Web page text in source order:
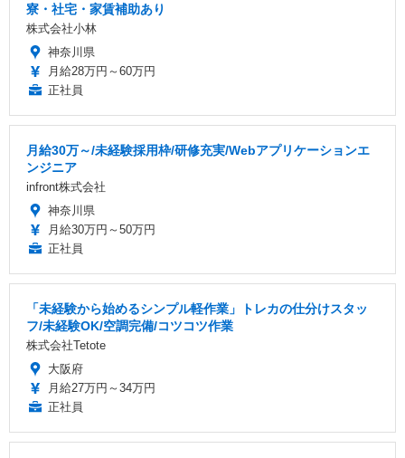
寮・社宅・家賃補助あり
株式会社小林
神奈川県
月給28万円～60万円
正社員
月給30万～/未経験採用枠/研修充実/Webアプリケーションエ
ンジニア
infront株式会社
神奈川県
月給30万円～50万円
正社員
「未経験から始めるシンプル軽作業」トレカの仕分けスタッ
フ/未経験OK/空調完備/コツコツ作業
株式会社Tetote
大阪府
月給27万円～34万円
正社員